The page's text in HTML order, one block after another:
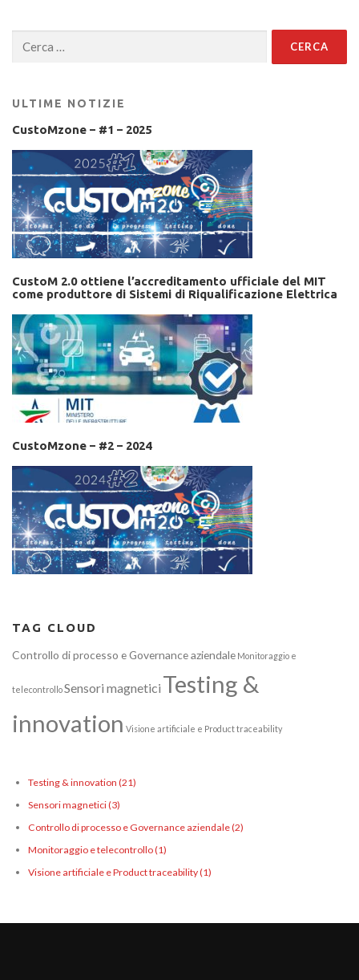
per:
ULTIME NOTIZIE
CustoMzone – #1 – 2025
CustoM 2.0 ottiene l’accreditamento ufficiale del MIT
come produttore di Sistemi di Riqualificazione Elettrica
CustoMzone – #2 – 2024
TAG CLOUD
Controllo di processo e Governance aziendale Monitoraggio e
telecontrolloSensori magnetici Testing &
innovation Visione artificiale e Product traceability
Testing & innovation (21)
Sensori magnetici(3)
Controllo di processo e Governance aziendale(2)
Monitoraggio e telecontrollo(1)
Visione artificiale e Product traceability(1)